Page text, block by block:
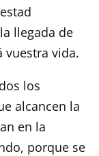
llegada de
vuestra vida.
los
alcancen la
en la
porque se